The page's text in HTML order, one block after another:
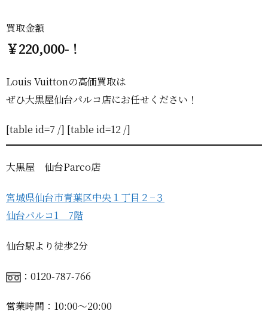
買取金額
￥220,000-！
Louis Vuittonの高価買取は
ぜひ大黒屋仙台パルコ店にお任せください！
[table id=7 /] [table id=12 /]
大黒屋 仙台Parco店
宮城県仙台市青葉区中央１丁目２−３
仙台パルコ1 7階
仙台駅より徒歩2分
：0120-787-766
営業時間：10:00〜20:00